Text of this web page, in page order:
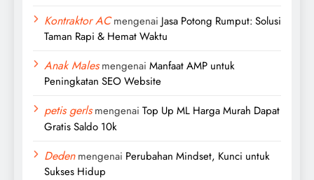
Kontraktor ACmengenai Jasa Potong Rumput: Solusi
Taman Rapi & Hemat Waktu
Anak Malesmengenai Manfaat AMP untuk
Peningkatan SEO Website
petis gerlsmengenai Top Up ML Harga Murah Dapat
Gratis Saldo 10k
Dedenmengenai Perubahan Mindset, Kunci untuk
Sukses Hidup